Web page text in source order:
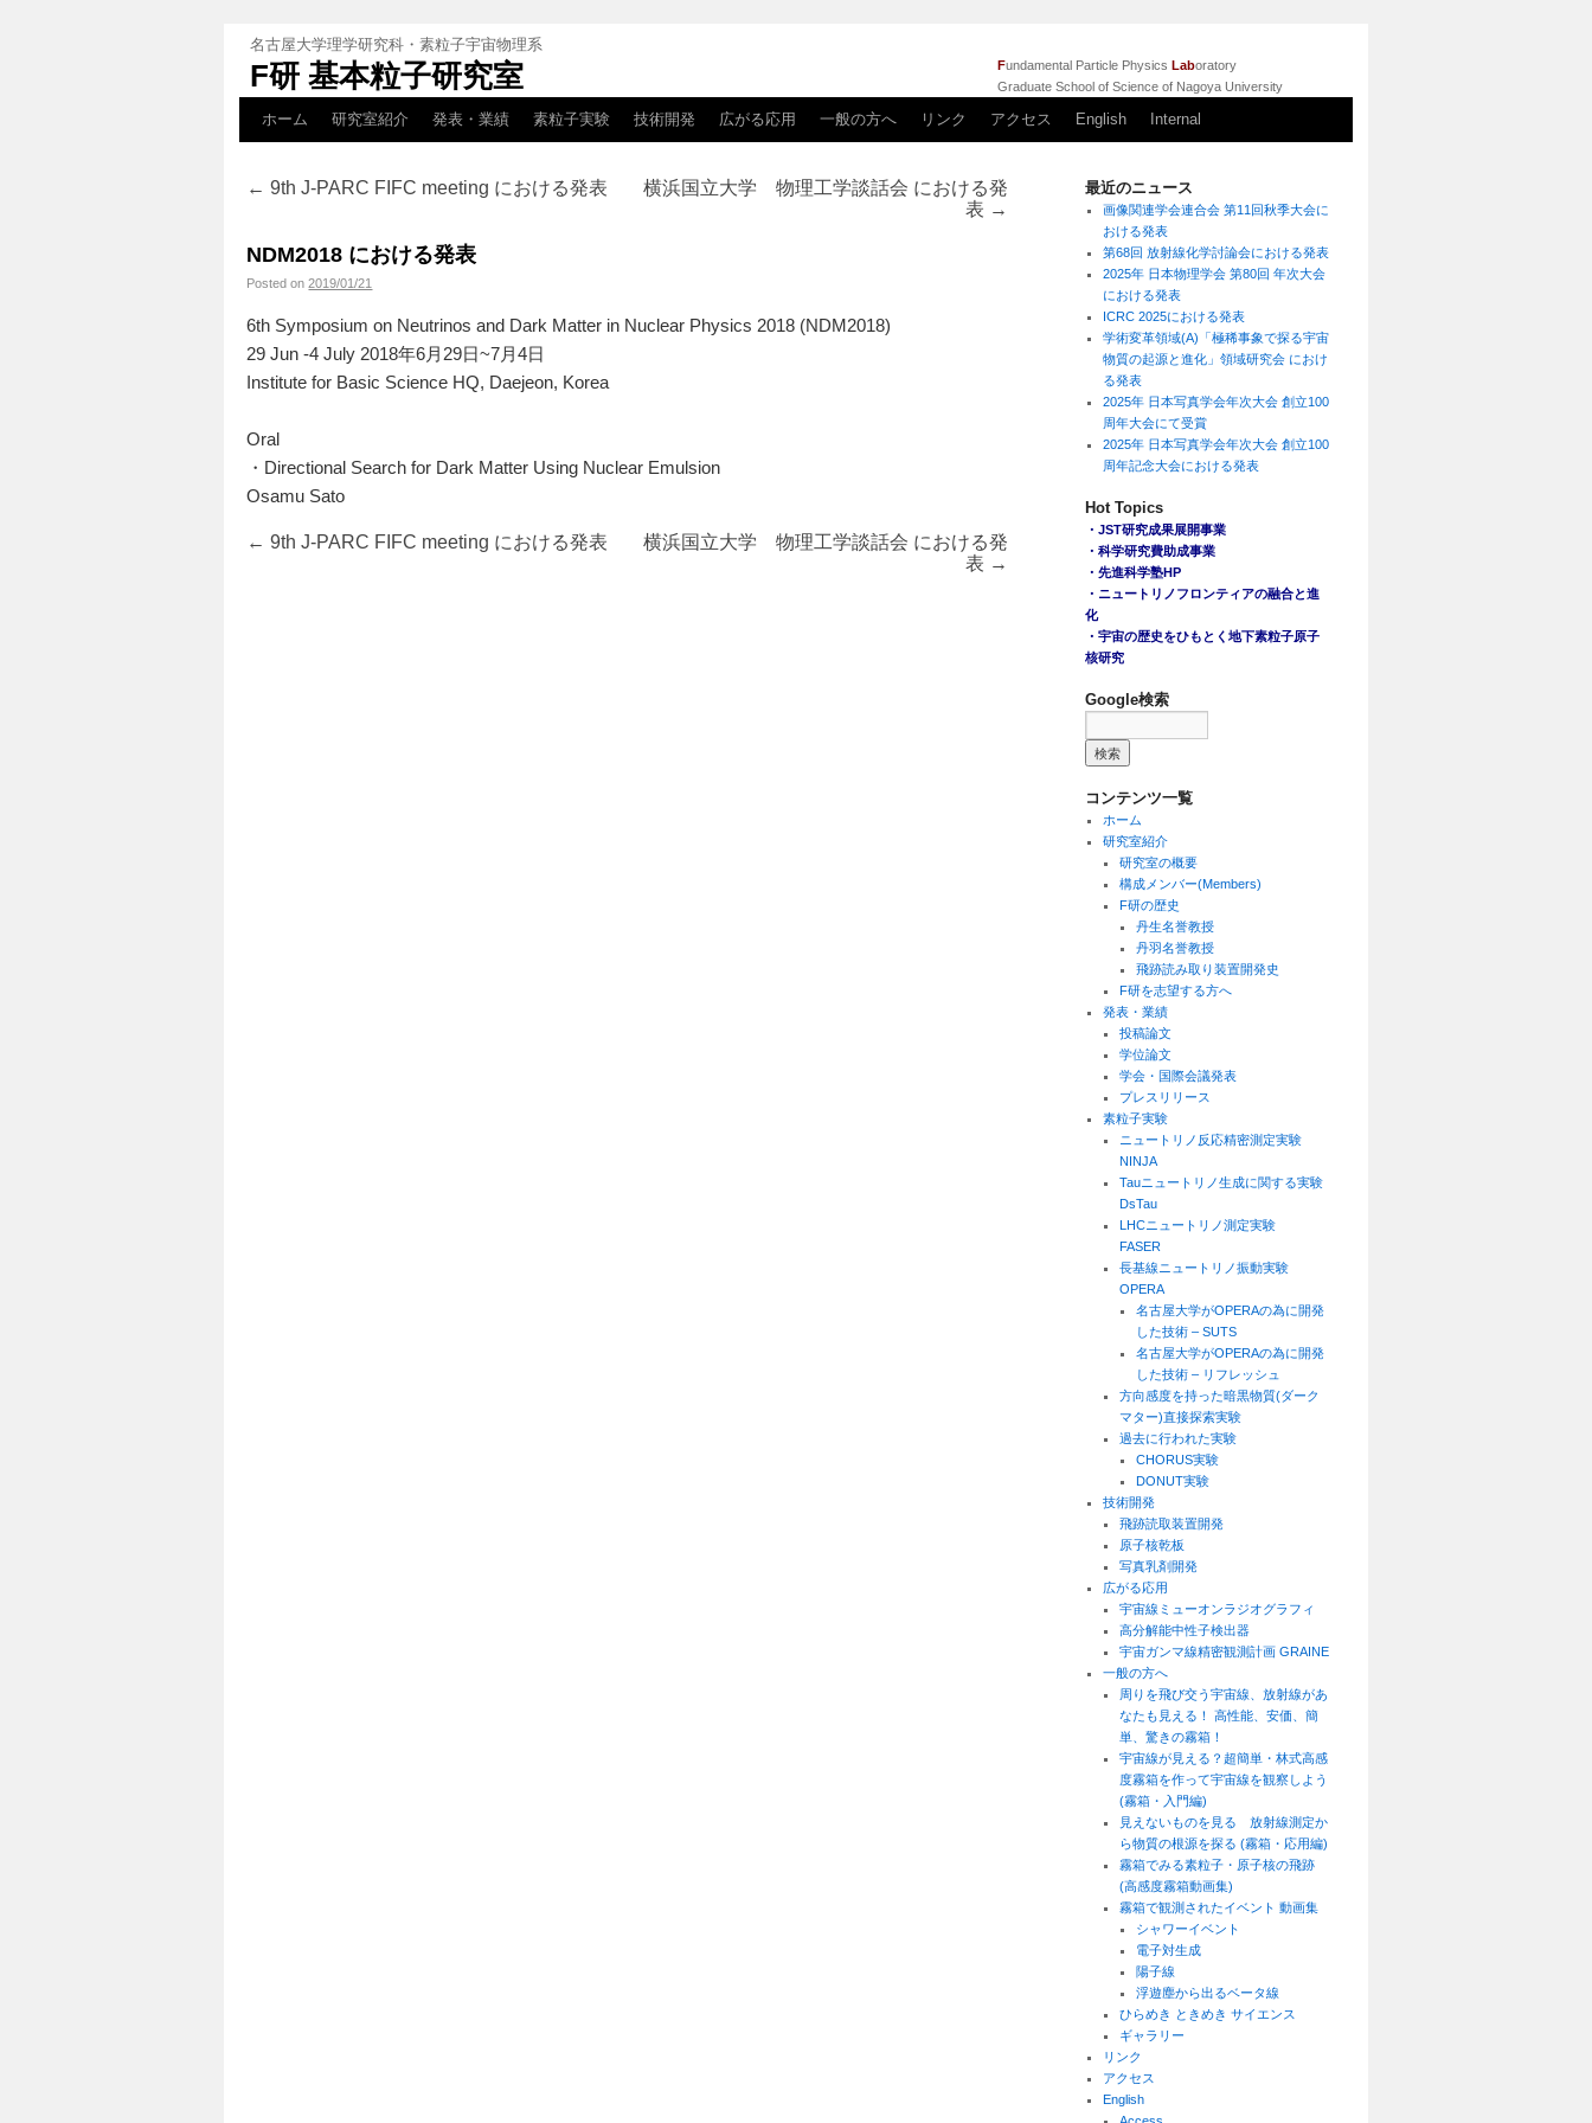
名古屋大学理学研究科・素粒子宇宙物理系
F研 基本粒子研究室 Fundamental Particle Physics Laboratory
Graduate School of Science of Nagoya University
ホーム 研究室紹介 発表・業績 素粒子実験 技術開発 広がる応用 一般の方へ リンク アクセス English Internal
← 9th J-PARC FIFC meeting における発表
横浜国立大学 物理工学談話会 における発
表 →
NDM2018 における発表
Posted on 2019/01/21
6th Symposium on Neutrinos and Dark Matter in Nuclear Physics 2018 (NDM2018)
29 Jun -4 July 2018年6月29日~7月4日
Institute for Basic Science HQ, Daejeon, Korea
Oral
・Directional Search for Dark Matter Using Nuclear Emulsion
Osamu Sato
← 9th J-PARC FIFC meeting における発表
横浜国立大学 物理工学談話会 における発
表 →
最近のニュース
画像関連学会連合会 第11回秋季大会に
おける発表
第68回 放射線化学討論会における発表
2025年 日本物理学会 第80回 年次大会
における発表
ICRC 2025における発表
学術変革領域(A)「極稀事象で探る宇宙
物質の起源と進化」領域研究会 におけ
る発表
2025年 日本写真学会年次大会 創立100
周年大会にて受賞
2025年 日本写真学会年次大会 創立100
周年記念大会における発表
Hot Topics
・JST研究成果展開事業
・科学研究費助成事業
・先進科学塾HP
・ニュートリノフロンティアの融合と進
化
・宇宙の歴史をひもとく地下素粒子原子
核研究
Google検索
コンテンツ一覧
ホーム
研究室紹介
研究室の概要
構成メンバー(Members)
F研の歴史
丹生名誉教授
丹羽名誉教授
飛跡読み取り装置開発史
F研を志望する方へ
発表・業績
投稿論文
学位論文
学会・国際会議発表
プレスリリース
素粒子実験
ニュートリノ反応精密測定実験
NINJA
Tauニュートリノ生成に関する実験
DsTau
LHCニュートリノ測定実験
FASER
長基線ニュートリノ振動実験
OPERA
名古屋大学がOPERAの為に開発
した技術 – SUTS
名古屋大学がOPERAの為に開発
した技術 – リフレッシュ
方向感度を持った暗黒物質(ダーク
マター)直接探索実験
過去に行われた実験
CHORUS実験
DONUT実験
技術開発
飛跡読取装置開発
原子核乾板
写真乳剤開発
広がる応用
宇宙線ミューオンラジオグラフィ
高分解能中性子検出器
宇宙ガンマ線精密観測計画 GRAINE
一般の方へ
周りを飛び交う宇宙線、放射線があ
なたも見える！ 高性能、安価、簡
単、驚きの霧箱！
宇宙線が見える？超簡単・林式高感
度霧箱を作って宇宙線を観察しよう
(霧箱・入門編)
見えないものを見る 放射線測定か
ら物質の根源を探る (霧箱・応用編)
霧箱でみる素粒子・原子核の飛跡
(高感度霧箱動画集)
霧箱で観測されたイベント 動画集
シャワーイベント
電子対生成
陽子線
浮遊塵から出るベータ線
ひらめき ときめき サイエンス
ギャラリー
リンク
アクセス
English